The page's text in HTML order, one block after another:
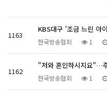
1163
KBS대구 '조금 느린
한국방송협회 1
1162
"저와 혼인하시지요"…
한국방송협회 1